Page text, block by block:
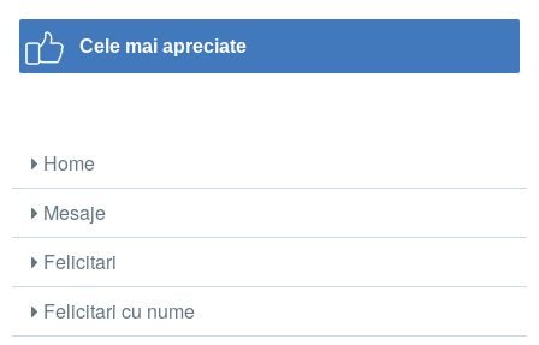
Cele mai apreciate
Home
Mesaje
Felicitari
Felicitari cu nume